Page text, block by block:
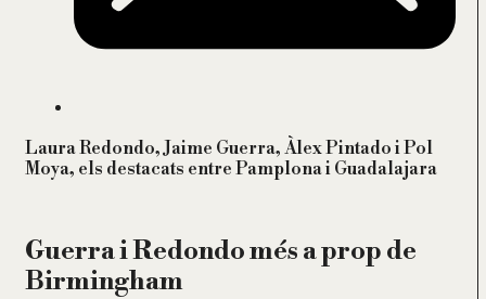
Laura Redondo, Jaime Guerra, Àlex Pintado i Pol
Moya, els destacats entre Pamplona i Guadalajara
Guerra i Redondo més a prop de
Birmingham